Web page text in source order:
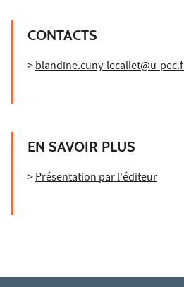
CONTACTS
>blandine.cuny-lecallet@u-
EN SAVOIR PLUS
>Présentation par l'éditeur